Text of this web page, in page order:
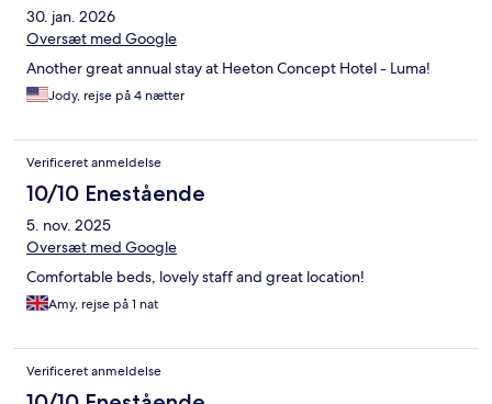
30. jan. 2026
Oversæt med Google
Another great annual stay at Heeton Concept Hotel - Luma!
Jody, rejse på 4 nætter
Verificeret anmeldelse
10/10 Enestående
5. nov. 2025
Oversæt med Google
Comfortable beds, lovely staff and great location!
Amy, rejse på 1 nat
Verificeret anmeldelse